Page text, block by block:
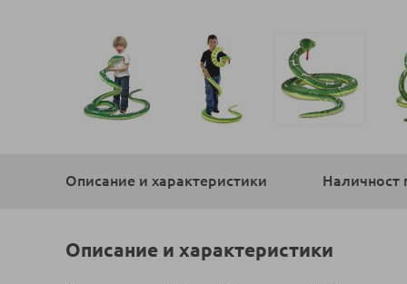
на
снимки
Описание и характеристики Наличност
Описание и характеристики